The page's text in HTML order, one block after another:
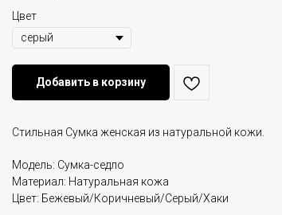
Цвет
Добавить в корзину
Стильная Сумка женская из натуральной кожи.
Модель: Сумка-седло
Материал: Натуральная кожа
Цвет: Бежевый/Коричневый/Серый/Хаки